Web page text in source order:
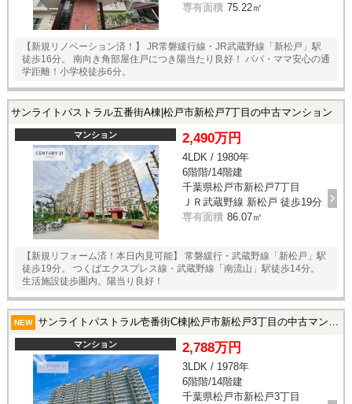
専有面積 75.22㎡
【新規リノベーション済！】 JR常磐緩行線・JR武蔵野線「新松戸」駅
徒歩16分。 南向き角部屋住戸につき陽当たり良好！ パパ・ママ安心の通
学距離！小学校徒歩6分。
サンライトパストラル五番街A棟|松戸市新松戸7丁目の中古マンション
マンション 2,490万円
4LDK / 1980年
6階階/14階建
千葉県松戸市新松戸7丁目
ＪＲ武蔵野線 新松戸 徒歩19分
専有面積 86.07㎡
【新規リフォーム済！本日内見可能】 常磐緩行・武蔵野線「新松戸」駅
徒歩19分。 つくばエクスプレス線・武蔵野線「南流山」駅徒歩14分。
生活施設徒歩圏内。陽当り良好！
NEW サンライトパストラル壱番街C棟|松戸市新松戸3丁目の中古マンション
マンション 2,788万円
3LDK / 1978年
6階階/14階建
千葉県松戸市新松戸3丁目